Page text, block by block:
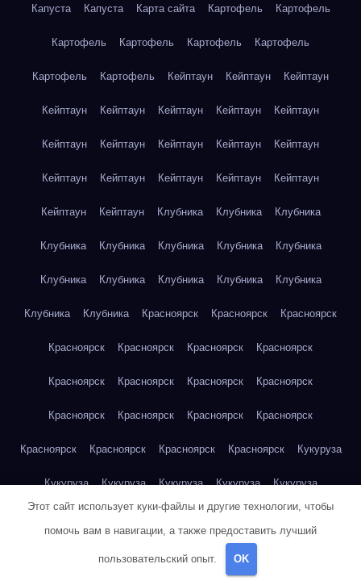
Капуста Капуста Карта сайта Картофель Картофель
Картофель Картофель Картофель Картофель
Картофель Картофель Кейптаун Кейптаун Кейптаун
Кейптаун Кейптаун Кейптаун Кейптаун Кейптаун
Кейптаун Кейптаун Кейптаун Кейптаун Кейптаун
Кейптаун Кейптаун Кейптаун Кейптаун Кейптаун
Кейптаун Кейптаун Клубника Клубника Клубника
Клубника Клубника Клубника Клубника Клубника
Клубника Клубника Клубника Клубника Клубника
Клубника Клубника Красноярск Красноярск Красноярск
Красноярск Красноярск Красноярск Красноярск
Красноярск Красноярск Красноярск Красноярск
Красноярск Красноярск Красноярск Красноярск
Красноярск Красноярск Красноярск Красноярск Кукуруза
Кукуруза Кукуруза Кукуруза Кукуруза Кукуруза
Этот сайт использует куки-файлы и другие технологии, чтобы
помочь вам в навигации, а также предоставить лучший
пользовательский опыт. OK